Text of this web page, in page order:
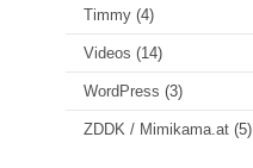
Timmy (4)
Videos (14)
WordPress (3)
ZDDK / Mimikama.at (5)